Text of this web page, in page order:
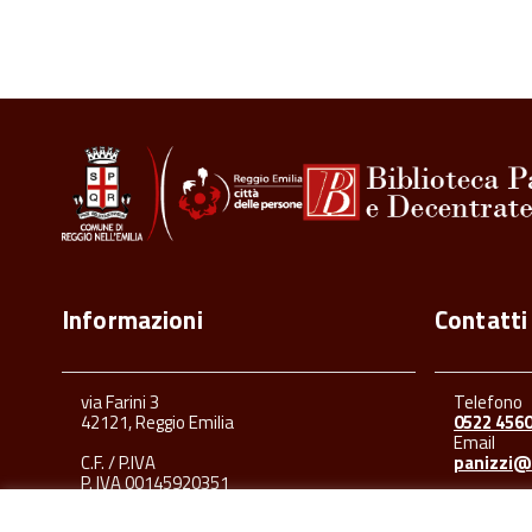
Informazioni
via Farini 3
42121, Reggio Emilia
C.F. / P.IVA
P. IVA 00145920351
Contatti
Telefono
0522
Email